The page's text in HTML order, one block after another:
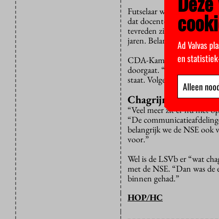
Futselaar was voorheen
dat docenten en
tevreden zijn. “Maar in de
jaren. Belangrijker nog is
CDA-Kamerlid Harry van
doorgaat. “Maar aan de
staat. Volgend jaar beter,
Chagrijnig
“Veel meer zit er nu niet
“De
belangrijk we de NSE ook
voor.”
Wel is de LSVb er “wat
met de NSE. “Dan was
binnen gehad.”
HOP/HC
Ad Valvas
en
Alleen